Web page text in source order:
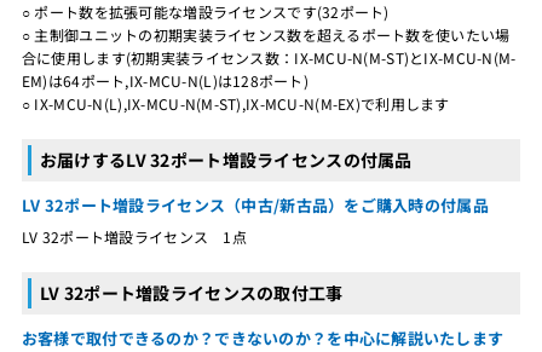
○ ポート数を拡張可能な増設ライセンスです(32ポート)
○ 主制御ユニットの初期実装ライセンス数を超えるポート数を使いたい場
合に使用します(初期実装ライセンス数：IX-MCU-N(M-ST)とIX-MCU-N(M-
EM)は64ポート,IX-MCU-N(L)は128ポート)
○ IX-MCU-N(L),IX-MCU-N(M-ST),IX-MCU-N(M-EX)で利用します
お届けするLV 32ポート増設ライセンスの付属品
LV 32ポート増設ライセンス（中古/新古品）をご購入時の付属品
LV 32ポート増設ライセンス 1点
LV 32ポート増設ライセンスの取付工事
お客様で取付できるのか？できないのか？を中心に解説いたします